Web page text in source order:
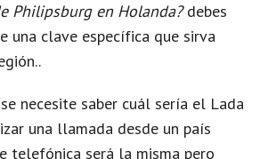
Philipsburg en Holanda?debes
una clave específica que sirva
necesite saber cuál sería el Lada
una llamada desde un país
telefónica será la misma pero